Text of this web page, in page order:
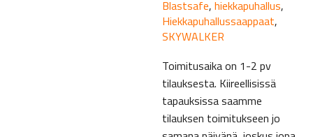
Blastsafe,hiekkapuhallus,
Hiekkapuhallussaappaat,
SKYWALKER
Toimitusaika on 1-2 pv
tilauksesta. Kiireellisissä
tapauksissa saamme
tilauksen toimitukseen jo